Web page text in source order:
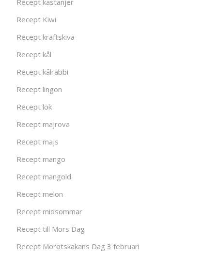
Recept kastanjer
Recept Kiwi
Recept kräftskiva
Recept kål
Recept kålrabbi
Recept lingon
Recept lök
Recept majrova
Recept majs
Recept mango
Recept mangold
Recept melon
Recept midsommar
Recept till Mors Dag
Recept Morotskakans Dag 3 februari